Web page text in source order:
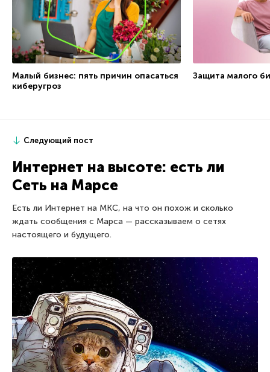
Малый бизнес: пять причин опасаться
киберугроз
Защита малого
Следующий пост
Интернет на высоте: есть ли
Cеть на Марсе
Есть ли Интернет на МКС, на что он похож и сколько
ждать сообщения с Марса — рассказываем о сетях
настоящего и будущего.